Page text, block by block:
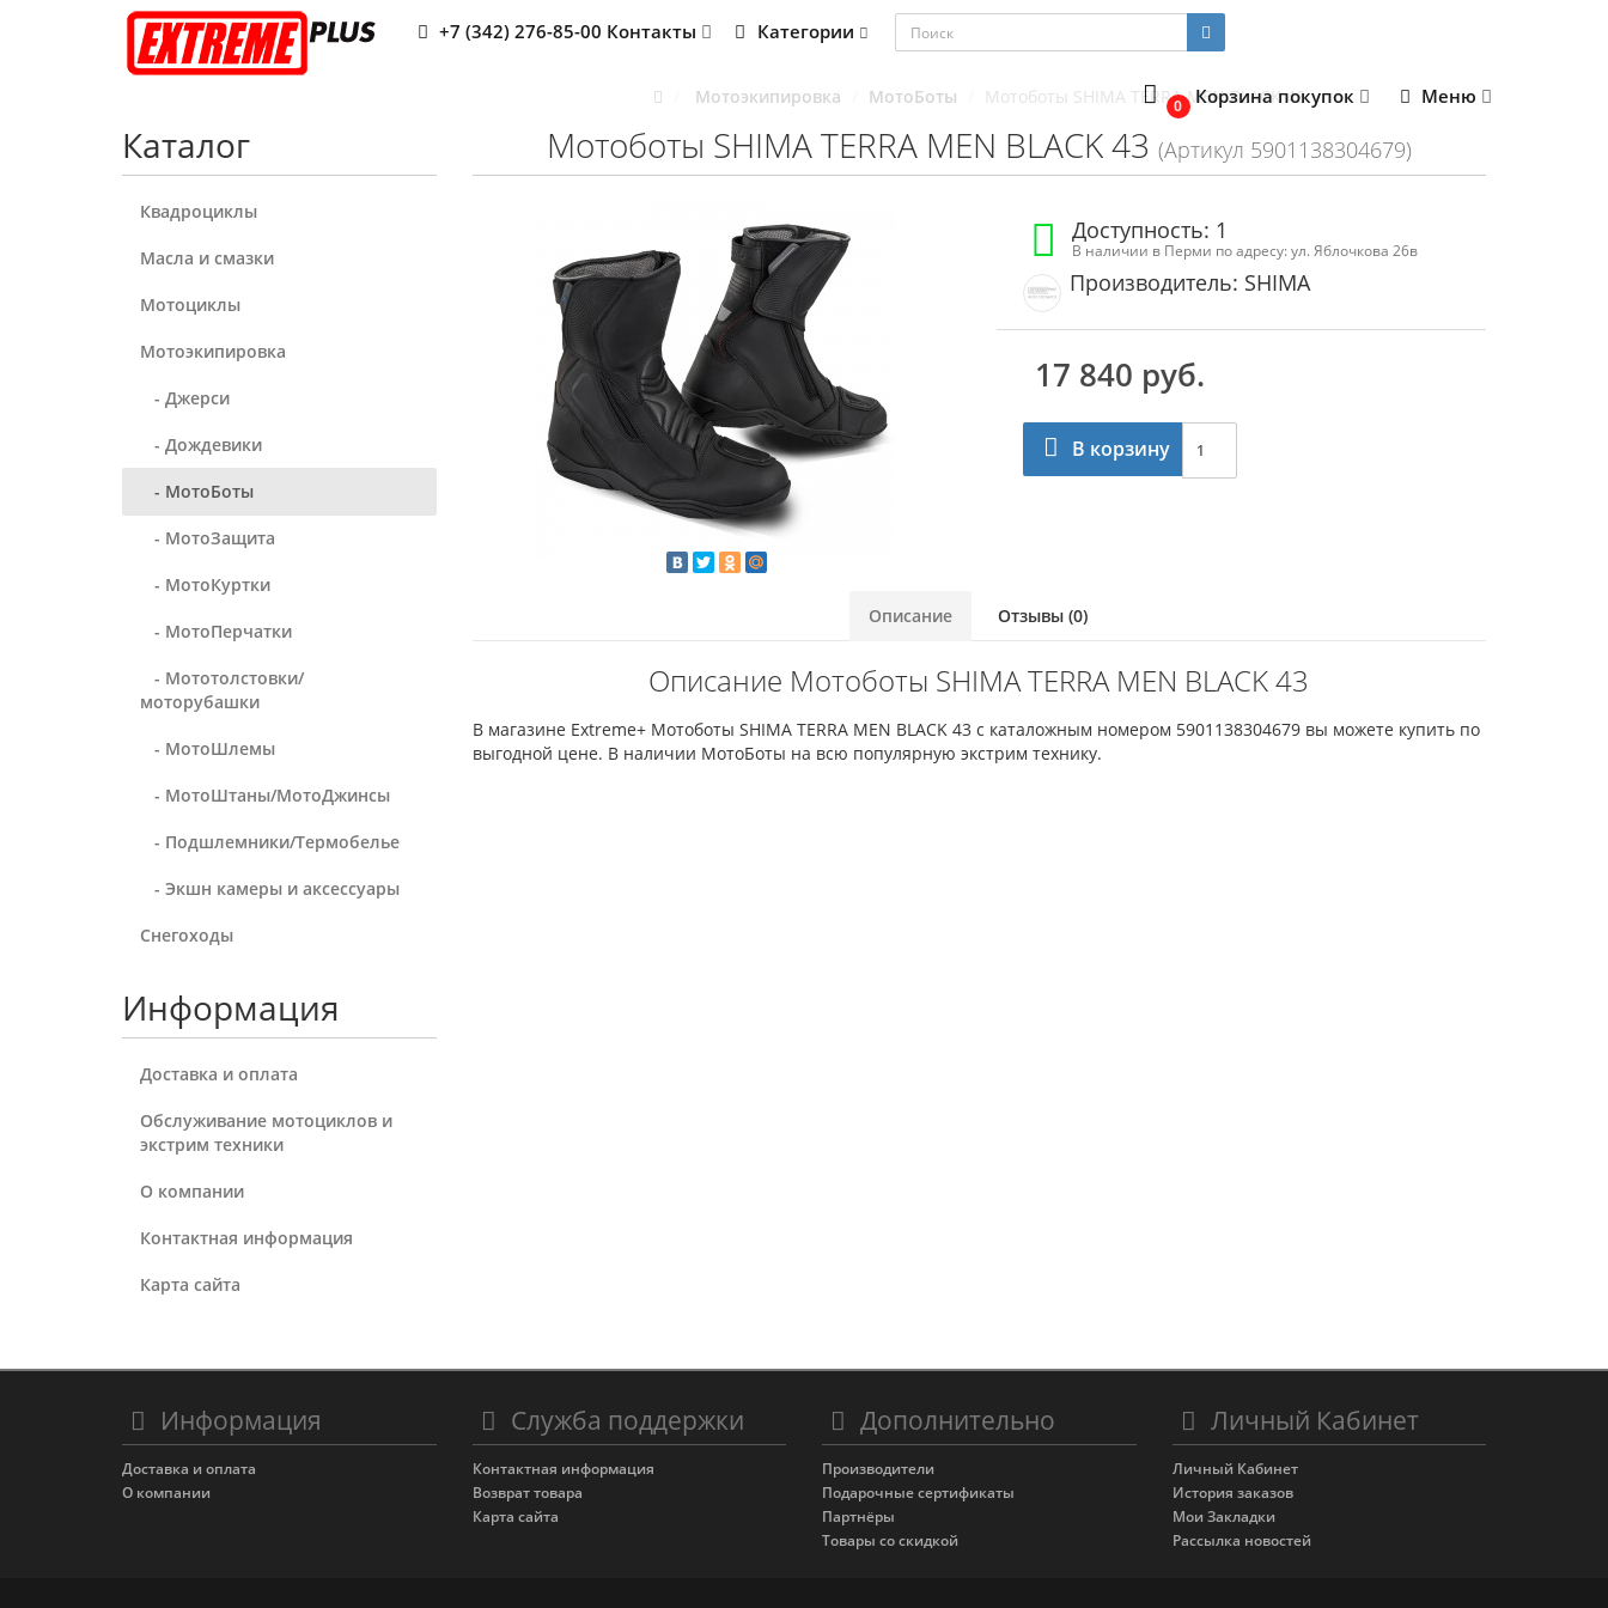
+7 (342) 276-85-00 Контакты Категории
0 Корзина покупок Меню
Каталог
Квадроциклы
Масла и смазки
Мотоциклы
Мотоэкипировка
- Джерси
- Дождевики
- МотоБоты
- МотоЗащита
- МотоКуртки
- МотоПерчатки
- Мототолстовки/
моторубашки
- МотоШлемы
- МотоШтаны/МотоДжинсы
- Подшлемники/Термобелье
- Экшн камеры и аксессуары
Снегоходы
Информация
Доставка и оплата
Обслуживание мотоциклов и
экстрим техники
О компании
Контактная информация
Карта сайта
Мотоэкипировка МотоБоты Мотоботы SHIMA TERRA MEN BLACK 43
Мотоботы SHIMA TERRA MEN BLACK 43 (Артикул 5901138304679)
Доступность: 1
В наличии в Перми по адресу: ул. Яблочкова 26в
Производитель: SHIMA
17 840 руб.
В корзину
Описание Отзывы (0)
Описание Мотоботы SHIMA TERRA MEN BLACK 43
В магазине Extreme+ Мотоботы SHIMA TERRA MEN BLACK 43 с каталожным номером 5901138304679 вы можете купить по
выгодной цене. В наличии МотоБоты на всю популярную экстрим технику.
Информация
Доставка и оплата
О компании
Служба поддержки
Контактная информация
Возврат товара
Карта сайта
Дополнительно
Производители
Подарочные сертификаты
Партнёры
Товары со скидкой
Личный Кабинет
Личный Кабинет
История заказов
Мои Закладки
Рассылка новостей